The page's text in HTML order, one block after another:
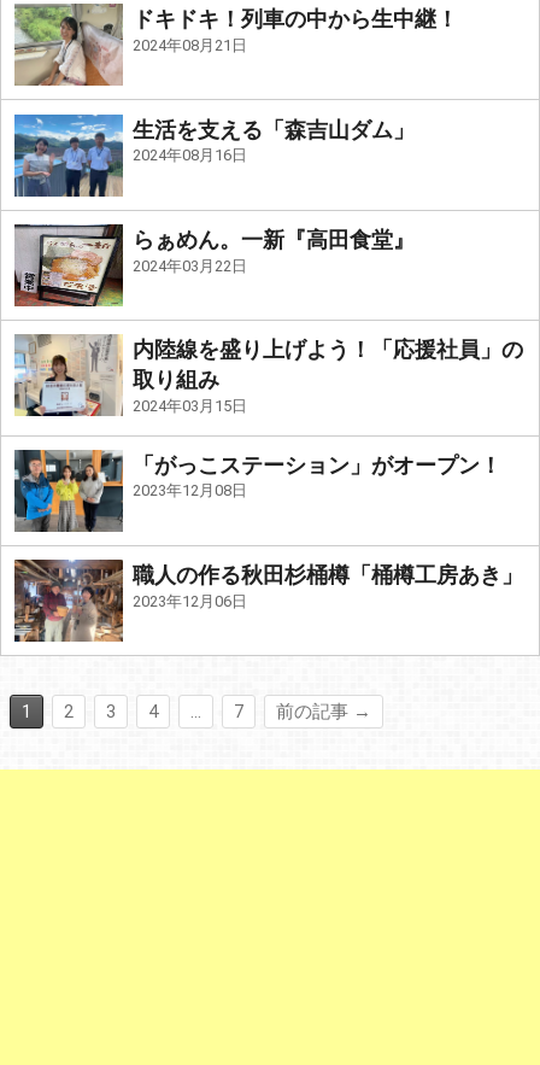
ドキドキ！列車の中から生中継！
2024年08月21日
生活を支える「森吉山ダム」
2024年08月16日
らぁめん。一新『高田食堂』
2024年03月22日
内陸線を盛り上げよう！「応援社員」の
取り組み
2024年03月15日
「がっこステーション」がオープン！
2023年12月08日
職人の作る秋田杉桶樽「桶樽工房あき」
2023年12月06日
1 2 3 4 … 7 前の記事 →